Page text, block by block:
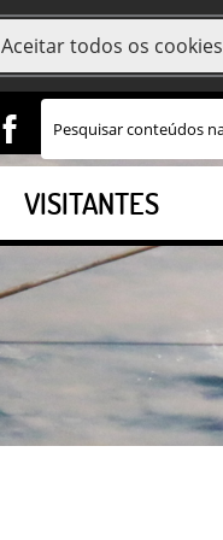
Aceitar todos os cookies
VISITANTES